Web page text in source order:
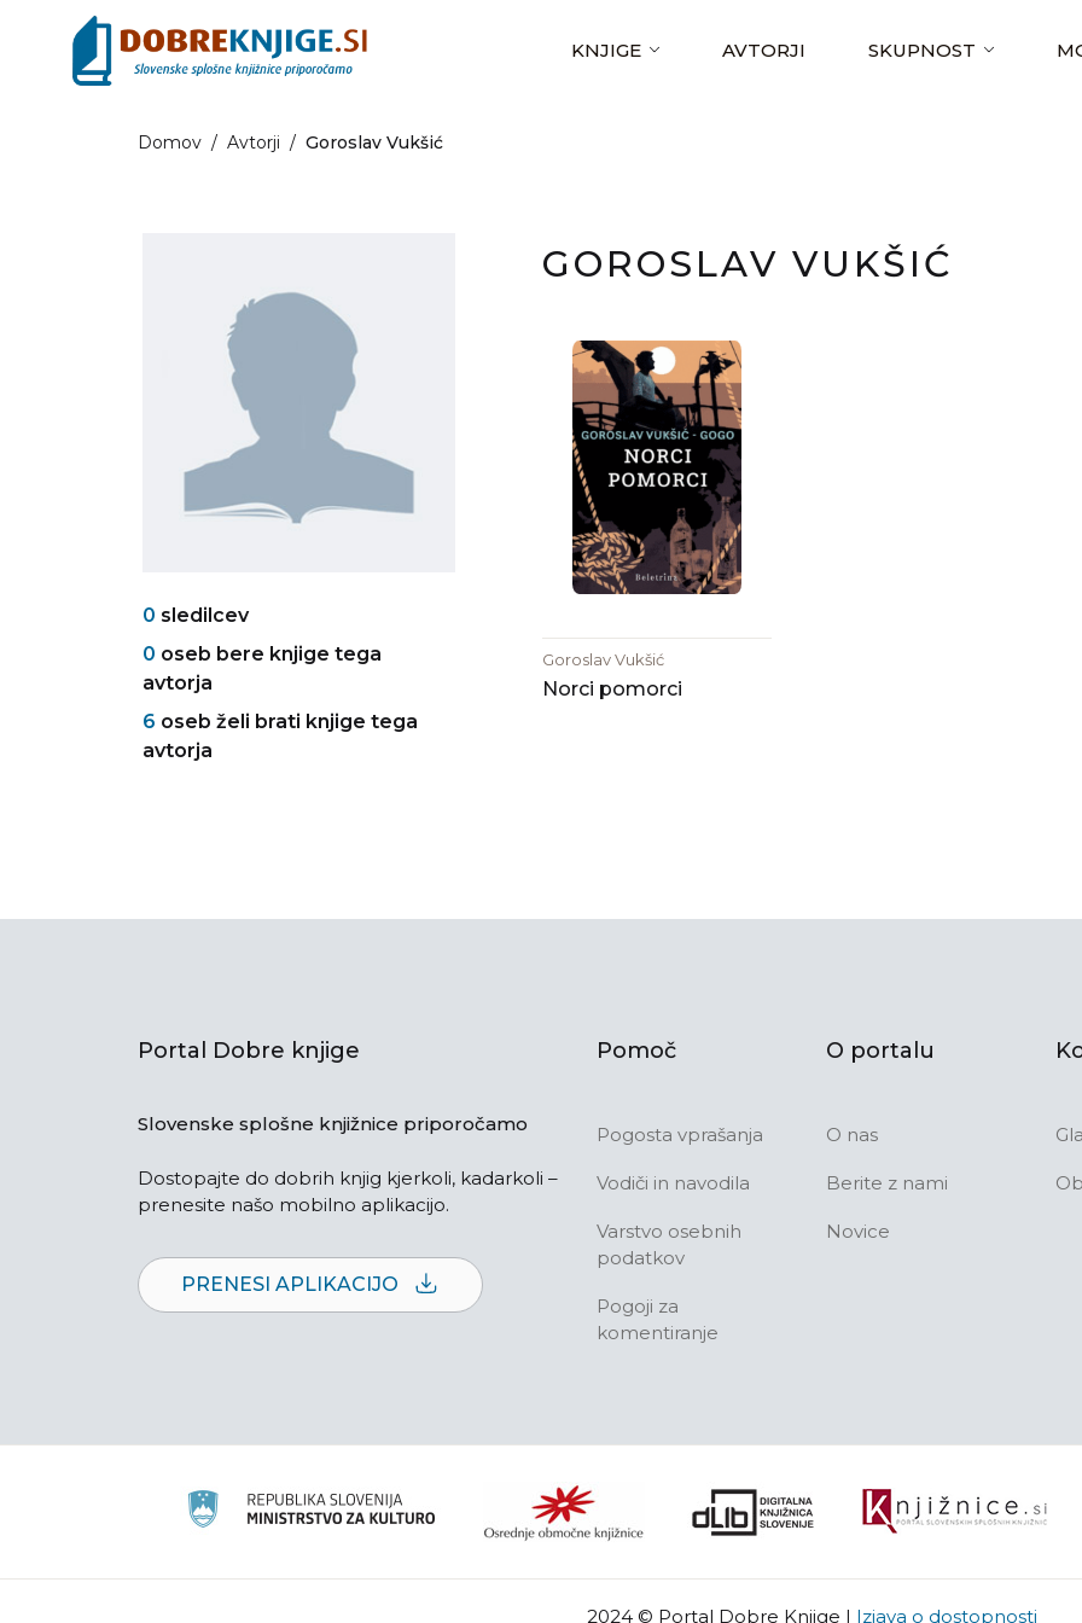
KNJIGE AVTORJI SKUPNOST
Domov / Avtorji / Goroslav Vukšić
0 sledilcev
0 oseb bere knjige tega
avtorja
6 oseb želi brati knjige tega
avtorja
GOROSLAV VUKŠIĆ
Goroslav Vukšić
Norci pomorci
Portal Dobre knjige
Slovenske splošne knjižnice priporočamo
Dostopajte do dobrih knjig kjerkoli, kadarkoli –
prenesite našo mobilno aplikacijo.
PRENESI APLIKACIJO
Pomoč
Pogosta vprašanja
Vodiči in navodila
Varstvo osebnih
podatkov
Pogoji za
komentiranje
O portalu
O nas
Berite z nami
Novice
2024 © Portal Dobre Knjige | Izjava o dostopnosti